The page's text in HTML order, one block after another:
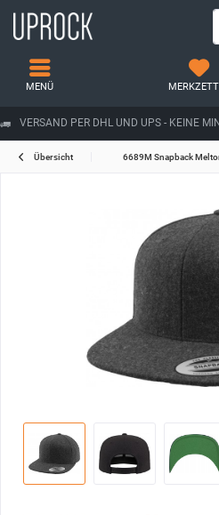
VERSAND PER DHL UND UPS - KEINE
MENÜ
Übersicht 6689M Snapback